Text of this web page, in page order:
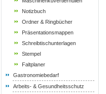
Notizbuch
Ordner & Ringbücher
Präsentationsmappen
Schreibtischunterlagen
Stempel
Faltplaner
Gastronomiebedarf
Arbeits- & Gesundheitsschutz